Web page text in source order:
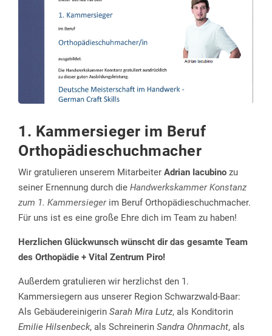
1. Kammersieger im Beruf
Orthopädieschuchmacher
Wir gratulieren unserem Mitarbeiter Adrian Iacubino zu
seiner Ernennung durch die Handwerkskammer Konstanz
zum 1. Kammersiegerim Beruf Orthopädieschuchmacher.
Für uns ist es eine große Ehre dich im Team zu haben!
Herzlichen Glückwunsch wünscht dir das gesamte Team
des Orthopädie + Vital Zentrum Piro!
Außerdem gratulieren wir herzlichst den 1.
Kammersiegern aus unserer Region Schwarzwald-Baar:
Als Gebäudereinigerin Sarah Mira Lutz, als Konditorin
Emilie Hilsenbeck, als Schreinerin Sandra Ohnmacht, als
Uhr – 12:30 Uhr
13:30
Uhr – 16:00 Uhr
Ihr OVZ-Team